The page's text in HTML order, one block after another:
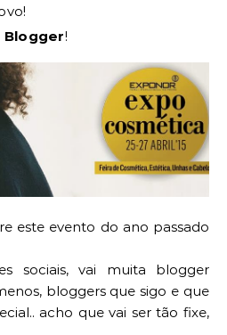
Blogger!
este evento do ano passado
sociais, vai muita blogger
bloggers que sigo e que
acho que vai ser tão fixe,